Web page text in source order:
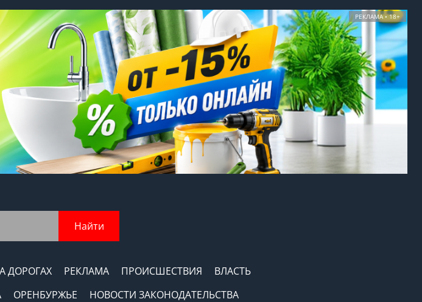
РЕКЛАМА • 18+
Найти
ДОРОГАХ РЕКЛАМА ПРОИСШЕСТВИЯ
ВЛАСТЬ
ОРЕНБУРЖЬЕ
НОВОСТИ ЗАКОНОДАТЕЛЬСТВА